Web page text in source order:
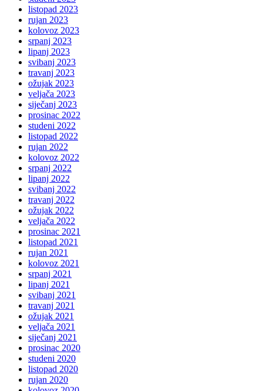
listopad 2023
rujan 2023
kolovoz 2023
srpanj 2023
lipanj 2023
svibanj 2023
travanj 2023
ožujak 2023
veljača 2023
siječanj 2023
prosinac 2022
studeni 2022
listopad 2022
rujan 2022
kolovoz 2022
srpanj 2022
lipanj 2022
svibanj 2022
travanj 2022
ožujak 2022
veljača 2022
prosinac 2021
listopad 2021
rujan 2021
kolovoz 2021
srpanj 2021
lipanj 2021
svibanj 2021
travanj 2021
ožujak 2021
veljača 2021
siječanj 2021
prosinac 2020
studeni 2020
listopad 2020
rujan 2020